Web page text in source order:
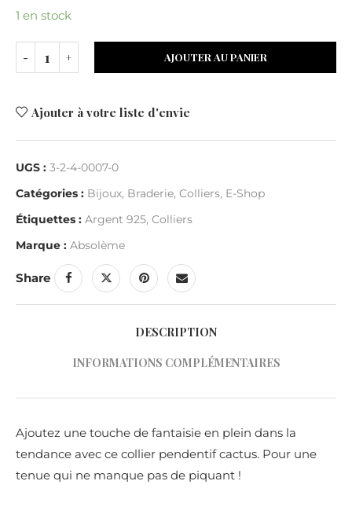
1 en stock
AJOUTER AU PANIER
Ajouter à votre liste d'envie
UGS : 3-2-4-0007-0
Catégories : Bijoux, Braderie, Colliers, E-Shop
Étiquettes : Argent 925, Colliers
Marque : Absolème
Share
DESCRIPTION
INFORMATIONS COMPLÉMENTAIRES
Ajoutez une touche de fantaisie en plein dans la
tendance avec ce collier pendentif cactus. Pour une
tenue qui ne manque pas de piquant !